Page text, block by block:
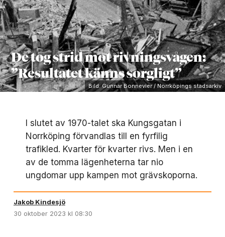
Bild: Gunnar Bonnevier / Norrköpings stadsarkiv
De tog strid mot rivningsvågen:
”Resultatet känns sorgligt”
I slutet av 1970-talet ska Kungsgatan i
Norrköping förvandlas till en fyrfilig
trafikled. Kvarter för kvarter rivs. Men i en
av de tomma lägenheterna tar nio
ungdomar upp kampen mot grävskoporna.
Jakob Kindesjö
30 oktober 2023 kl 08:30